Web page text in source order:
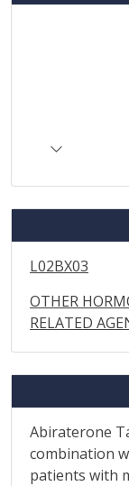
L02BX03
OTHER
RELATED
Abiraterone
combination
patients with